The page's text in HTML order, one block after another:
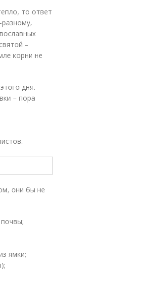
то ответ
–
корни не
дня.
– пора
они бы не
ямки;